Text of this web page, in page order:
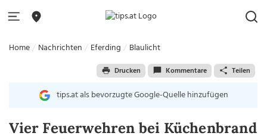
Home Nachrichten Eferding Blaulicht
Drucken Kommentare Teilen
tips.at als bevorzugte Google-Quelle hinzufügen
Vier Feuerwehren bei Küchenbrand